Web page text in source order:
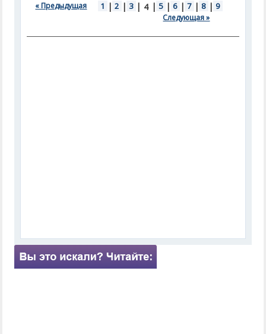
« Предыдущая 1 | 2 | 3 | 4 | 5 | 6 | 7 | 8 | 9
Следующая »